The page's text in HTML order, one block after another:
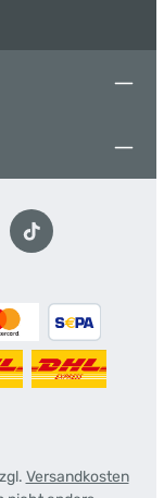
Versandkosten